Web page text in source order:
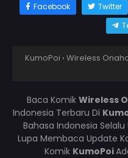
Facebook Twitter
KumoPoi › Wireless
Baca Komik Wireless
Indonesia Terbaru Di
Bahasa Indonesia Selalu
Lupa Membaca Update
Komik KumoPoi